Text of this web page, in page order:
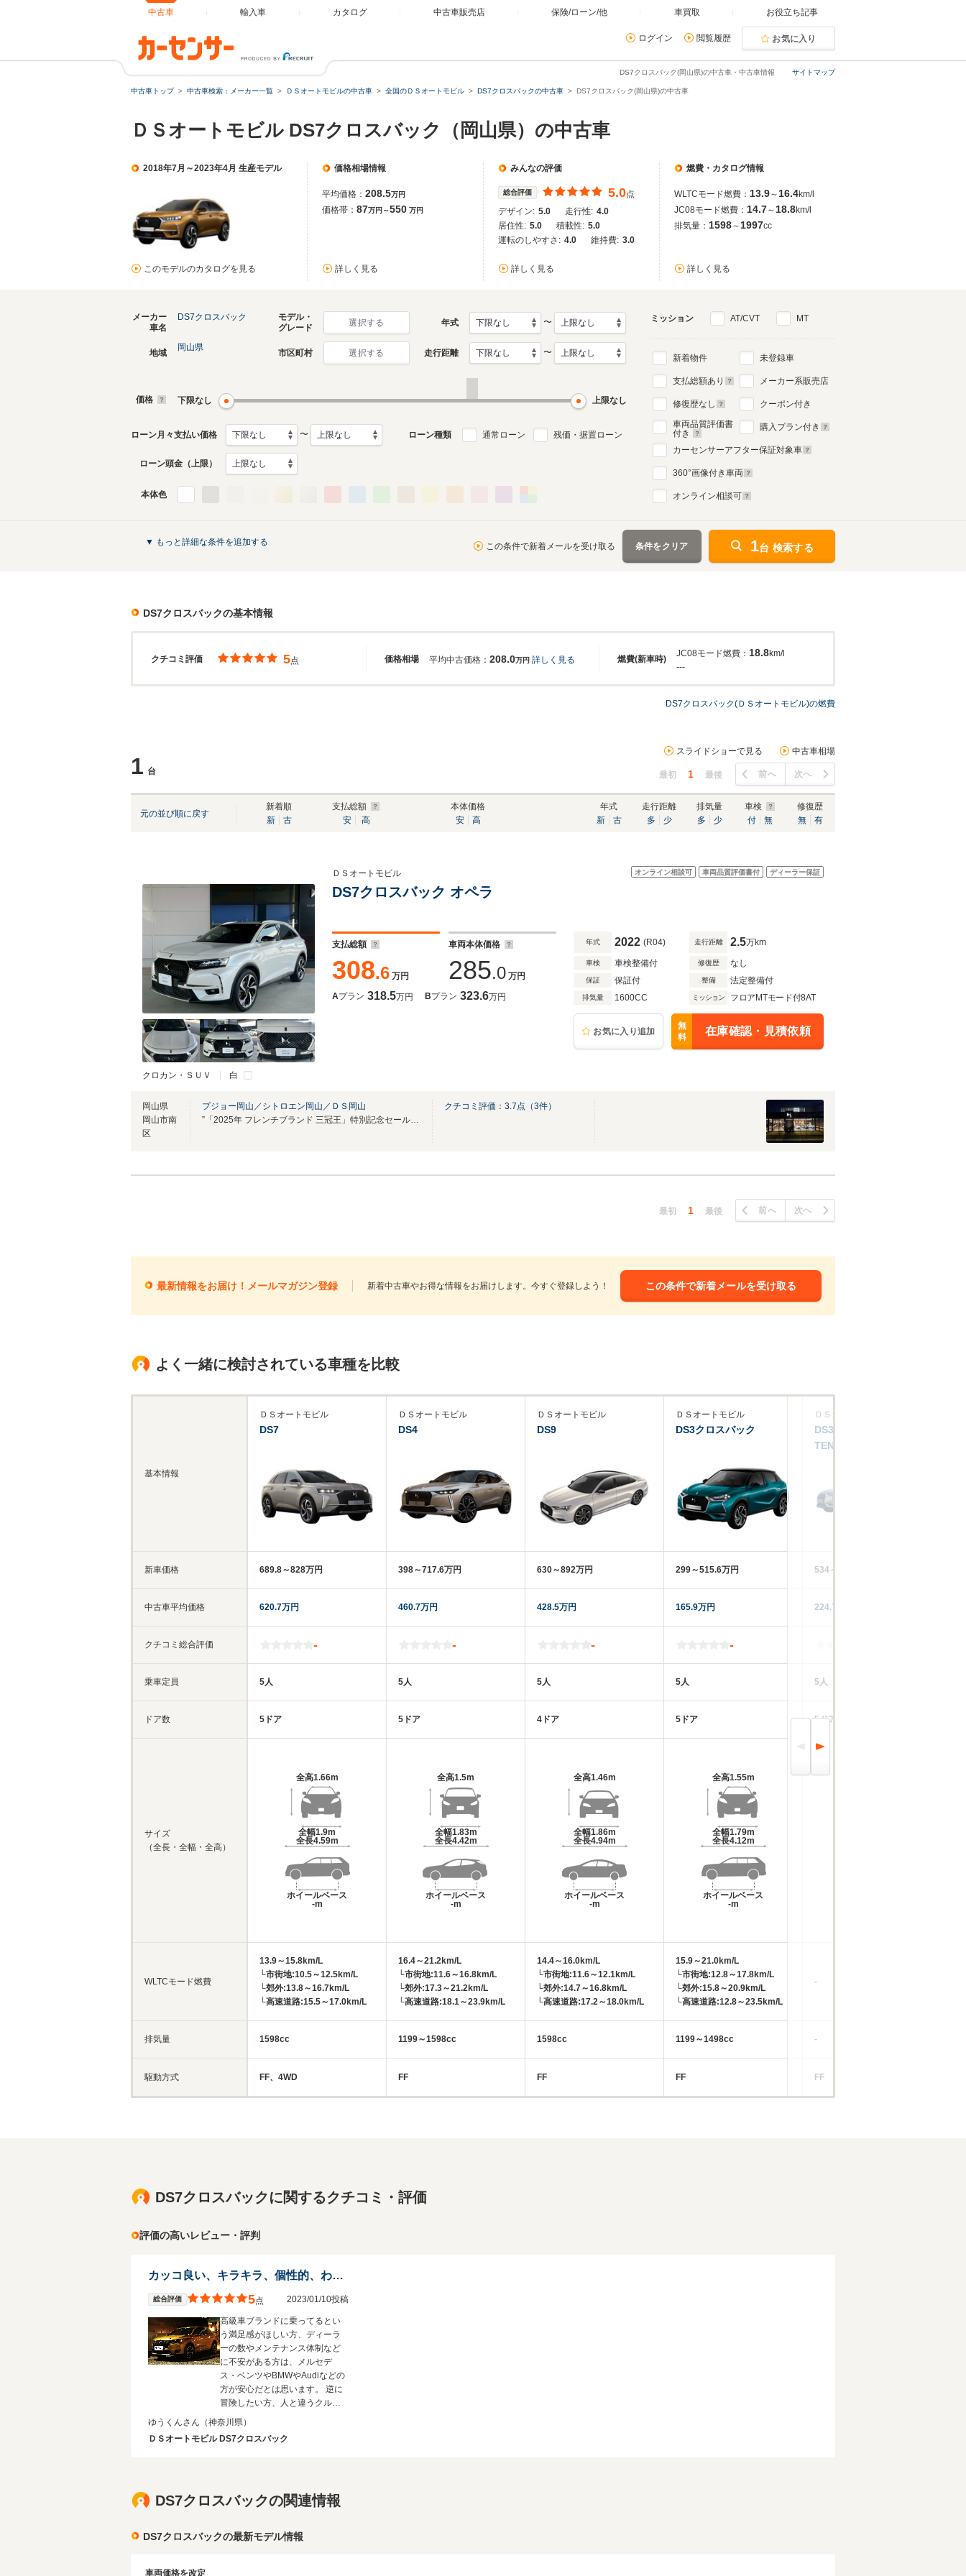
中古車 輸入車 カタログ 中古車販売店 保険/ローン/他 車買取 お役立ち記事
ログイン 閲覧履歴 お気に入り
サイトマップ
DS7クロスバック(岡山県)の中古車・中古車情報
中古車トップ 中古車検索：メーカー一覧 ＤＳオートモビルの中古車 全国のＤＳオートモビル DS7クロスバックの中古車 DS7クロスバック(岡山県)の中古車
ＤＳオートモビル DS7クロスバック（岡山県）の中古車
2018年7月～2023年4月 生産モデル
このモデルのカタログを見る
価格相場情報
平均価格： 208.5万円
価格帯： 87万円～550 万円
詳しく見る
みんなの評価
総合評価 5.0点
デザイン: 5.0 走行性: 4.0
居住性: 5.0 積載性: 5.0
運転のしやすさ: 4.0 維持費: 3.0
詳しく見る
燃費・カタログ情報
WLTCモード燃費： 13.9～ 16.4km/l
JC08モード燃費： 14.7～ 18.8km/l
排気量： 1598～ 1997cc
詳しく見る
メーカー
車名
DS7クロスバック
モデル・
グレード
選択する 年式 〜
地域
岡山県
市区町村 選択する 走行距離 〜
価格 下限なし 上限なし
ローン月々支払い価格 〜 ローン種類 通常ローン 残価・据置ローン
ローン頭金（上限）
本体色
ミッション AT/CVT MT
新着物件
支払総額あり
修復歴なし
車両品質評価書
付き
未登録車
メーカー系販売店
クーポン付き
購入プラン付き
カーセンサーアフター保証対象車
360°画像付き車両
オンライン相談可
▼ もっと詳細な条件を追加する この条件で新着メールを受け取る 条件をクリア 1台 検索する
DS7クロスバックの基本情報
クチコミ評価 価格相場 燃費(新車時)
5点 平均中古価格： 208.0万円 詳しく見る
JC08モード燃費： 18.8km/l
---
DS7クロスバック(ＤＳオートモビル)の燃費
1 台
スライドショーで見る 中古車相場
最初 1 最後 前へ 次へ
元の並び順に戻す
新着順
新
古
支払総額
安
高
本体価格
安
高
年式
新
古
走行距離
多
少
排気量
多
少
車検
付
無
修復歴
無
有
クロカン・ＳＵＶ 白
オンライン相談可 車両品質評価書付 ディーラー保証
ＤＳオートモビル
DS7クロスバック オペラ
支払総額
308.6 万円
車両本体価格
285.0 万円
Aプラン 318.5万円 Bプラン 323.6万円
年式 2022 (R04) 走行距離 2.5万km
車検 車検整備付 修復歴 なし
保証 保証付 整備 法定整備付
排気量 1600CC ミッション フロアMTモード付8AT
お気に入り追加
無
料
在庫確認・見積依頼
岡山県
岡山市南
区
プジョー岡山／シトロエン岡山／ＤＳ岡山
”「2025年 フレンチブランド 三冠王」特別記念セール”開催致します！
クチコミ評価： 3.7点（3件）
最初 1 最後 前へ 次へ
最新情報をお届け！メールマガジン登録 新着中古車やお得な情報をお届けします。今すぐ登録しよう！ この条件で新着メールを受け取る
よく一緒に検討されている車種を比較
基本情報
新車価格
中古車平均価格
クチコミ総合評価
乗車定員
ドア数
サイズ
（全長・全幅・全高）
WLTCモード燃費
排気量
駆動方式
ＤＳオートモビル
DS7
689.8～828万円
620.7万円
-
5人
5ドア
全高1.66m
全幅1.9m
全長4.59m
ホイールベース
-m
13.9～15.8km/L
└市街地:10.5～12.5km/L
└郊外:13.8～16.7km/L
└高速道路:15.5～17.0km/L
1598cc
FF、4WD
ＤＳオートモビル
DS4
398～717.6万円
460.7万円
-
5人
5ドア
全高1.5m
全幅1.83m
全長4.42m
ホイールベース
-m
16.4～21.2km/L
└市街地:11.6～16.8km/L
└郊外:17.3～21.2km/L
└高速道路:18.1～23.9km/L
1199～1598cc
FF
ＤＳオートモビル
DS9
630～892万円
428.5万円
-
5人
4ドア
全高1.46m
全幅1.86m
全長4.94m
ホイールベース
-m
14.4～16.0km/L
└市街地:11.6～12.1km/L
└郊外:14.7～16.8km/L
└高速道路:17.2～18.0km/L
1598cc
FF
ＤＳオートモビル
DS3クロスバック
299～515.6万円
165.9万円
-
5人
5ドア
全高1.55m
全幅1.79m
全長4.12m
ホイールベース
-m
15.9～21.0km/L
└市街地:12.8～17.8km/L
└郊外:15.8～20.9km/L
└高速道路:12.8～23.5km/L
1199～1498cc
FF
ＤＳオートモビル
DS3クロスバックE-
TENSE
534～559.3万円
224.7万円
5人
5ドア
-
-
FF
DS7クロスバックに関するクチコミ・評価
評価の高いレビュー・評判
カッコ良い、キラキラ、個性的、わりと普通に良いクルマ
総合評価 5点 2023/01/10投稿
高級車ブランドに乗ってるとい
う満足感がほしい方、ディーラ
ーの数やメンテナンス体制など
に不安がある方は、メルセデ
ス・ベンツやBMWやAudiなどの
方が安心だとは思います。 逆に
冒険したい方、人と違うクルマ
が欲しい方には有力な候補のひ
に、ドイツ車の安心感や安定感
あとは、いろいろ書きましたが
きたいです。 足周りや防音など
ゆうくんさん （神奈川県）
ＤＳオートモビル DS7クロスバック
DS7クロスバックの関連情報
DS7クロスバックの最新モデル情報
車両価格を改定